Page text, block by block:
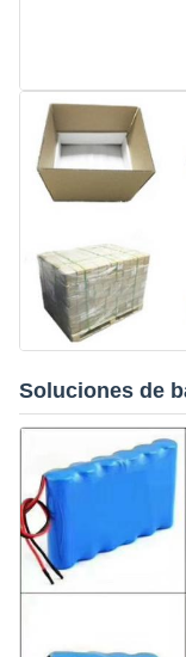
Soluciones de